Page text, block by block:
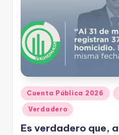
Publicado
en
Cuenta Pública 2026
Verdadero
Es verdadero que,